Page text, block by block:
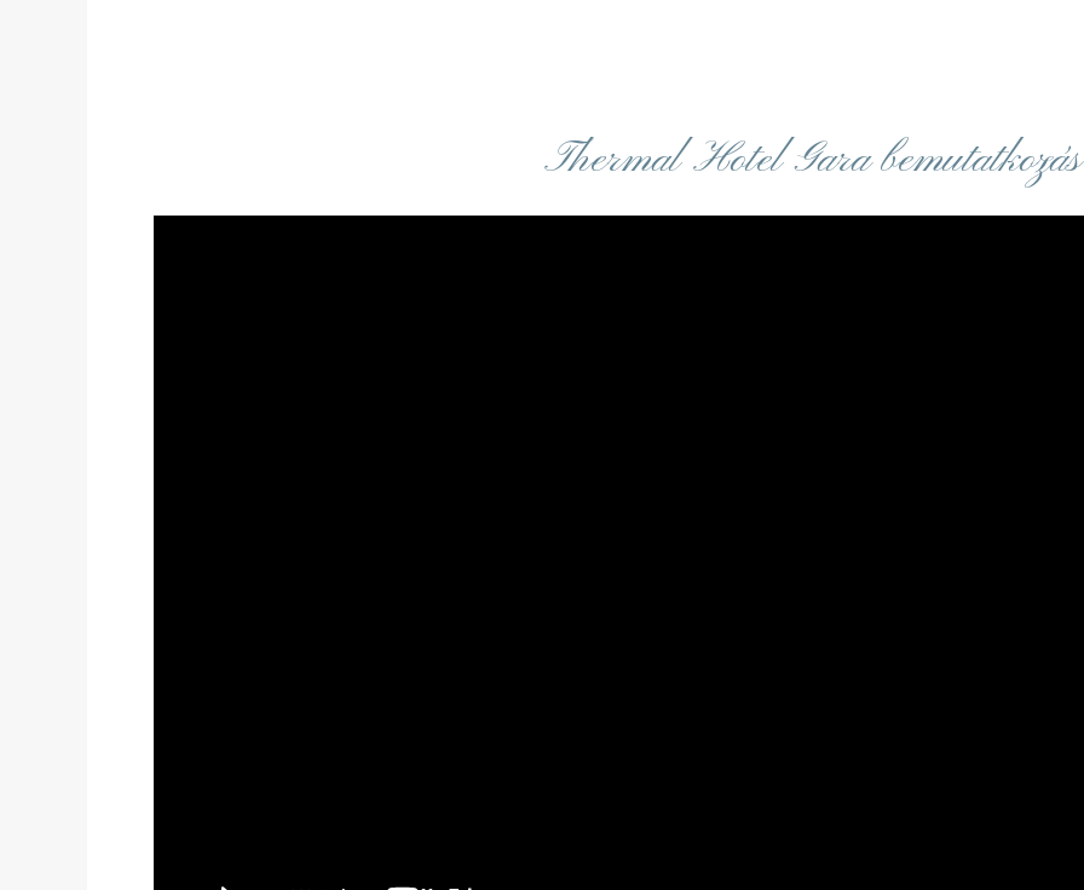
Thermal Hotel Gara bemutatkozás